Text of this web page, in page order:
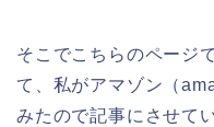
そこでこちらのページ
て、私がアマゾン（
みたので記事にさせて